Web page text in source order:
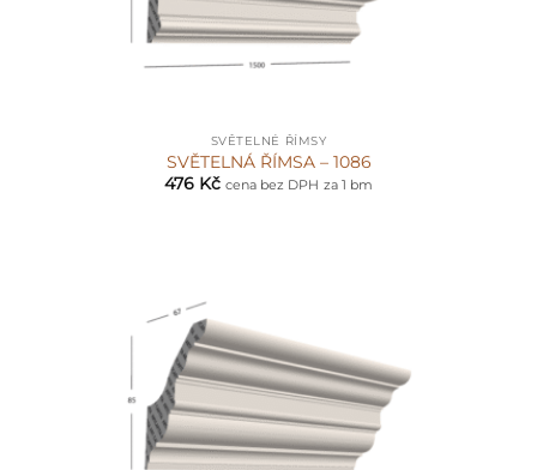
SVĚTELNÉ ŘÍMSY
SVĚTELNÁ ŘÍMSA – 1086
476 Kč cena bez DPH za 1 bm